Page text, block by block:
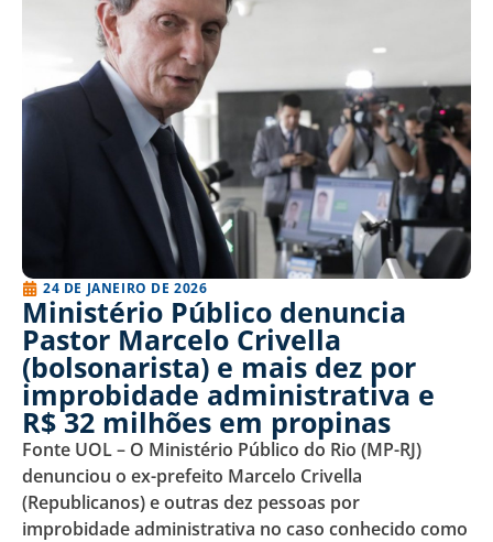
24 DE JANEIRO DE 2026
Ministério Público denuncia
Pastor Marcelo Crivella
(bolsonarista) e mais dez por
improbidade administrativa e
R$ 32 milhões em propinas
Fonte UOL – O Ministério Público do Rio (MP-RJ)
denunciou o ex-prefeito Marcelo Crivella
(Republicanos) e outras dez pessoas por
improbidade administrativa no caso conhecido como